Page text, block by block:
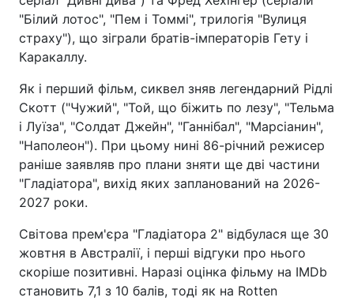
"Білий лотос", "Пем і Томмі", трилогія "Вулиця
страху"), що зіграли братів-імператорів Гету і
Каракаллу.
Як і перший фільм, сиквел зняв легендарний Рідлі
Скотт ("Чужий", "Той, що біжить по лезу", "Тельма
і Луїза", "Солдат Джейн", "Ганнібал", "Марсіанин",
"Наполеон"). При цьому нині 86-річний режисер
раніше заявляв про плани зняти ще дві частини
"Гладіатора", вихід яких запланований на 2026-
2027 роки.
Світова прем'єра "Гладіатора 2" відбулася ще 30
жовтня в Австралії, і перші відгуки про нього
скоріше позитивні. Наразі оцінка фільму на IMDb
становить 7,1 з 10 балів, тоді як на Rotten